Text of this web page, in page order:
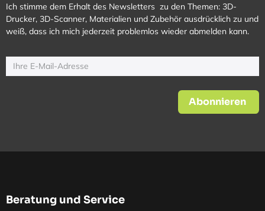
Ich stimme dem Erhalt des Newsletters zu den Themen: 3D-
Drucker, 3D-Scanner, Materialien und Zubehör ausdrücklich zu und
weiß, dass ich mich jederzeit problemlos wieder abmelden kann.
Abonnieren
Beratung und Service